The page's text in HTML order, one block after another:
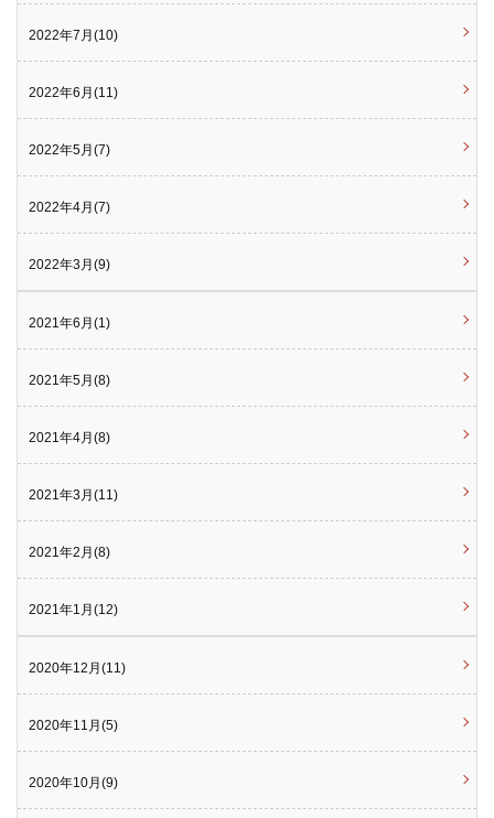
2022年7月(10)
2022年6月(11)
2022年5月(7)
2022年4月(7)
2022年3月(9)
2021年6月(1)
2021年5月(8)
2021年4月(8)
2021年3月(11)
2021年2月(8)
2021年1月(12)
2020年12月(11)
2020年11月(5)
2020年10月(9)